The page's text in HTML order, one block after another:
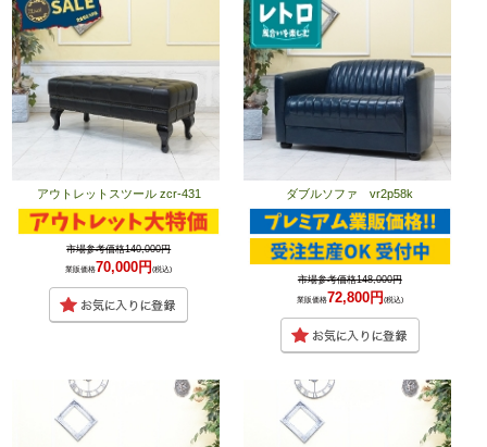
アウトレットスツール zcr-431
市場参考価格140,000円
業販価格70,000円(税込)
ダブルソファ vr2p58k
市場参考価格148,000円
業販価格72,800円(税込)